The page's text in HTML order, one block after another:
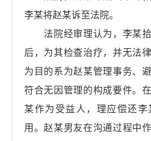
李某将赵某诉至法院。
法院经审理认为，李某拾
后，为其检查治疗，并无法
为目的系为赵某管理事务、
符合无因管理的构成要件。
某作为受益人，理应偿还
用。赵某男友在沟通过程中